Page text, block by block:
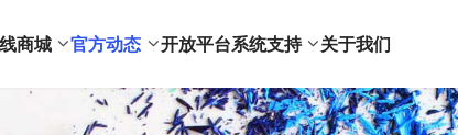
商城 官方动态 开放平台系统支持 关于我们